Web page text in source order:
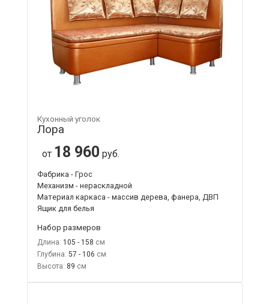
Кухонный уголок
Лора
от 18 960 руб.
Фабрика - Грос
Механизм - нераскладной
Материал каркаса - массив дерева, фанера, ДВП
Ящик для белья
Набор размеров
Длина: 105 - 158
Глубина: 57 - 106
Высота: 89